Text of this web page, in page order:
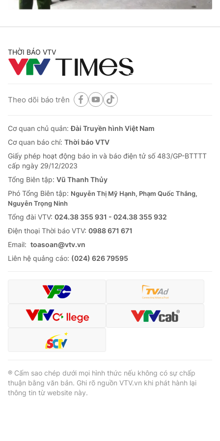
Thị trường 24h Tấm lòng Việt
VTV9 VTV8
English
THỜI BÁO VTV
Theo dõi báo trên
Cơ quan chủ quản:Đài Truyền hình Việt Nam
Cơ quan báo chí:Thời báo VTV
Giấy phép hoạt động báo in và báo điện tử số 483/GP-BTTTT
cấp ngày 29/12/2023
Phó Tổng Biên tập:
Nguyễn Thị Mỹ Hạnh, Phạm Quốc Thắng,
Nguyễn Trọng Ninh
Tổng đài VTV:
Ðiện thoại Thời báo VTV:024.66 897 897
toasoan@vtv.vn
Liên hệ quảng cáo:
THỜI BÁO VTV
Theo dõi báo trên
Cơ quan chủ quản:Đài Truyền hình Việt Nam
Cơ quan báo chí: Thời báo VTV
Giấy phép hoạt động báo in và báo điện tử số 483/GP-BTTTT
cấp ngày 29/12/2023
Tổng Biên tập: Vũ Thanh Thủy
Phó Tổng Biên tập: Nguyễn Thị Mỹ Hạnh, Phạm Quốc Thắng,
Nguyễn Trọng Ninh
Tổng đài VTV: 024.38 355 931 - 024.38 355 932
Ðiện thoại Thời báo VTV: 0988 671 671
Email: toasoan@vtv.vn
Liên hệ quảng cáo: (024) 626 79595
® Cấm sao chép dưới mọi hình thức nếu không có sự chấp
thuận bằng văn bản. Ghi rõ nguồn VTV.vn khi phát hành lại
thông tin từ website này.